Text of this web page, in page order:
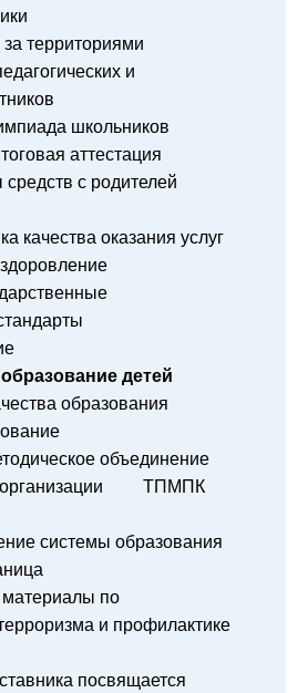
территориями
и
школьников
аттестация
с родителей
качества оказания услуг
детей
образования
объединение
ТПМПК
системы образования
по
и профилактике
посвящается